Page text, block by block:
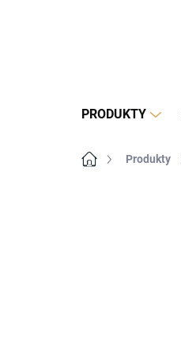
PRODUKTY
Domů Produkty